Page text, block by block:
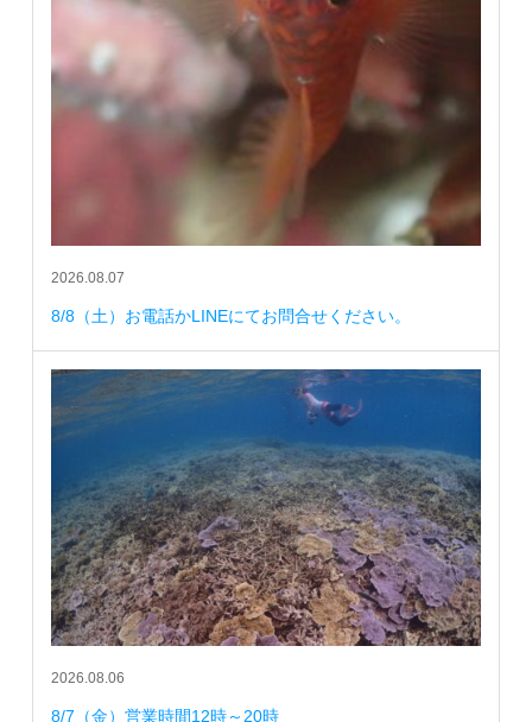
2026.08.07
8/8（土）お電話かLINEにてお問合せください。
2026.08.06
8/7（金）営業時間12時～20時